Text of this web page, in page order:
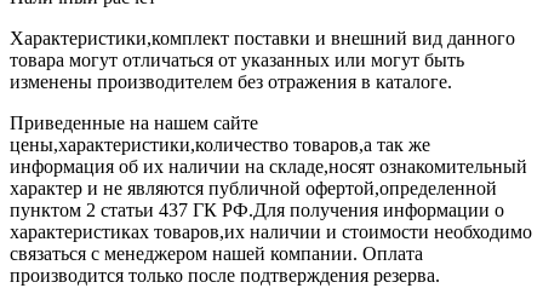
Характеристики,комплект поставки и внешний вид данного
товара могут отличаться от указанных или могут быть
изменены производителем без отражения в каталоге.
Приведенные на нашем сайте
цены,характеристики,количество товаров,а так же
информация об их наличии на складе,носят ознакомительный
характер и не являются публичной офертой,определенной
пунктом 2 статьи 437 ГК РФ.Для получения информации о
характеристиках товаров,их наличии и стоимости необходимо
связаться с менеджером нашей компании. Оплата
производится только после подтверждения резерва.